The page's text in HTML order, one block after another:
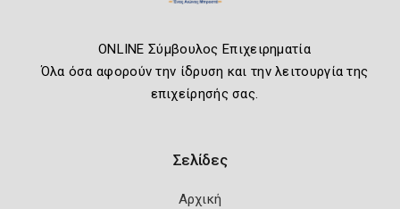
ONLINE Σύμβουλος Επιχειρηματία
Όλα όσα αφορούν την ίδρυση και την λειτουργία της
επιχείρησής σας.
Σελίδες
Αρχική